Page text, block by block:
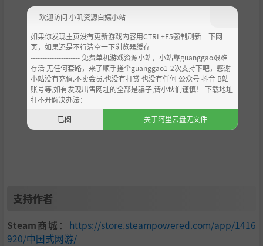
用模拟人生的玩法带你体验国产网游
当进入游戏的那一刻，你励志放下一切去网游里大展身手，
为的就是有朝一日当上网游里的皇城城主！然而，在你爽的
同时，却也无意识跌入了无尽的深渊之中...
支持作者
Steam商城 ： https://store.steampowered.com/app/1416
920/中国式网游/
欢迎访问 小叽资源白嫖小站
如果你发现主页没有更新游戏内容用CTRL+F5强制刷新一下网
页，如果还是不行清空一下浏览器缓存 ----------------------------------
--------------------- 免费单机游戏资源小站，小站靠guanggao艰难
存活 无任何套路，来了顺手搓个guanggao1-2次支持下吧，感谢
小站没有充值.不卖会员.也没有打赏 也没有任何 公众号 抖音 B站
账号等,如有发现出售网址的全部是骗子,请小伙们谨慎！ 下载地址
打不开解决办法：
已阅
关于阿里云盘无文件